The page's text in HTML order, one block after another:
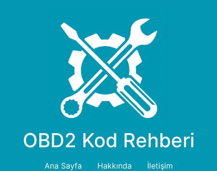
OBD2 Kod Rehberi
Ana Sayfa Hakkında
İletişim